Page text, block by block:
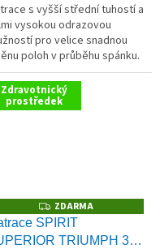
s vyšší střední tuhostí a
vysokou odrazovou
pro velice snadnou
poloh v průběhu spánku.
celého těla a
eliminace tlaku.
Zdravotnický
prostředek
Z
D
A
R
ZDARMA
SPIRIT
TRIUMPH 30